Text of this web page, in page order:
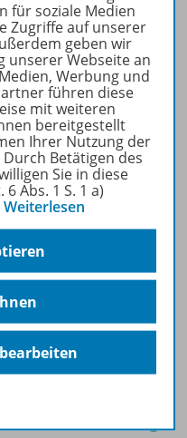
Informationen
erhalten Sie auf
erfahren
für soziale Medien
Zugriffe auf unserer
geben wir
unserer Webseite an
Werbung und
führen diese
mit weiteren
bereitgestellt
Ihrer Nutzung der
Betätigen des
Sie in diese
Abs. 1 S. 1 a)
Weiterlesen